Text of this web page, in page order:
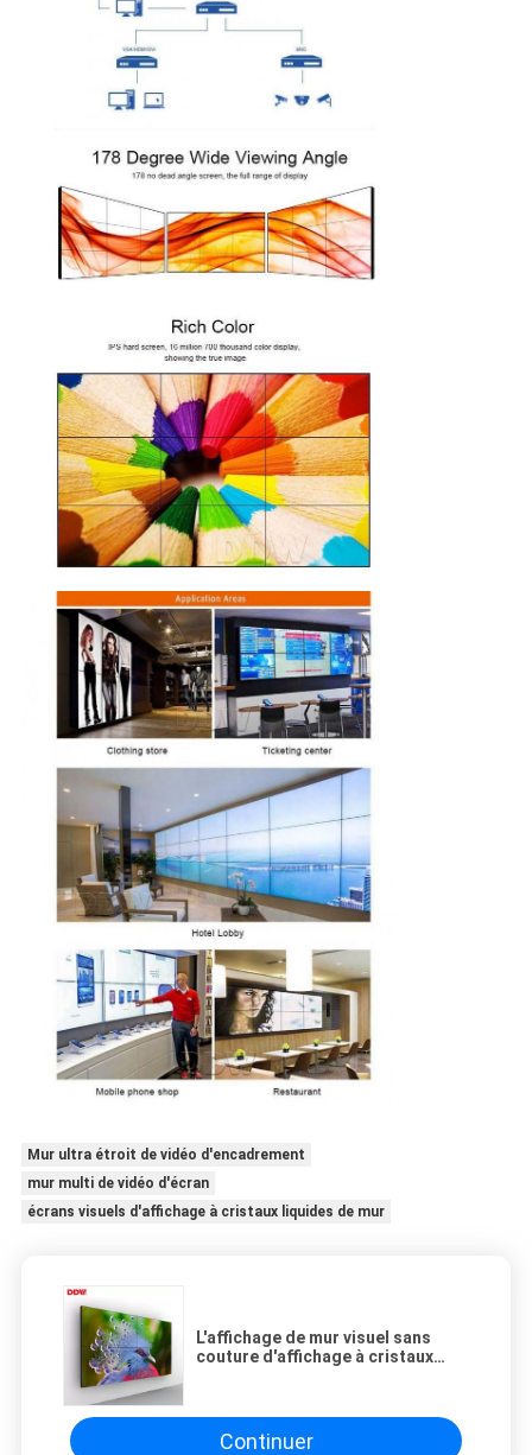
Mur ultra étroit de vidéo d'encadrement
mur multi de vidéo d'écran
écrans visuels d'affichage à cristaux liquides de mur
L'affichage de mur visuel sans
couture d'affichage à cristaux
vitesse de régénération 60Hz
Continuer